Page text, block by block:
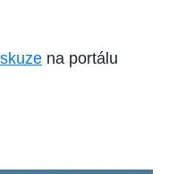
na portálu